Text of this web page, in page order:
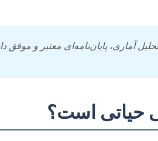
آماری، پایان‌نامه‌ای معتبر و موفق
حیاتی است؟